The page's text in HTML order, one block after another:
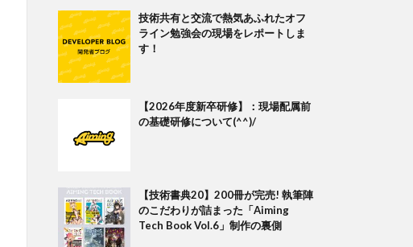
技術共有と交流で熱気あふれたオフ
ライン勉強会の現場をレポートしま
す！
【2026年度新卒研修】：現場配属前
の基礎研修について(^^)/
【技術書典20】200冊が完売! 執筆陣
のこだわりが詰まった「Aiming
Tech Book Vol.6」制作の裏側